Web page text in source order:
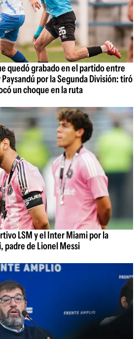
quedó grabado en el partido entre
por la Segunda División: tiró
un choque en la ruta
LSM y el Inter Miami por la
padre de Lionel Messi